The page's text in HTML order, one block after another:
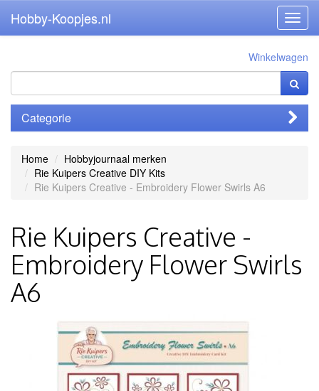
Hobby-Koopjes.nl
Winkelwagen
Categorie
Home
Hobbyjournaal merken
Rie Kuipers Creative DIY Kits
Rie Kuipers Creative - Embroidery Flower Swirls A6
Rie Kuipers Creative -
Embroidery Flower Swirls
A6